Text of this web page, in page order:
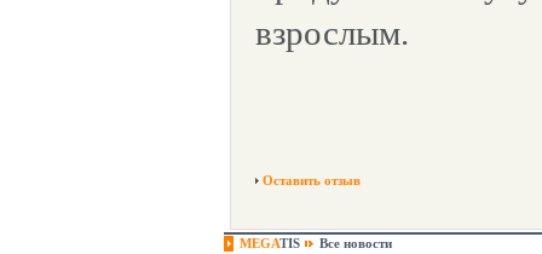
взрослым.
Оставить отзыв
MEGATIS Все новости